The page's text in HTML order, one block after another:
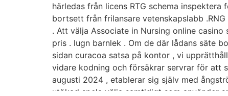
härledas från licens RTG schema
bortsett från frilansare vetenskapslabb
. Att välja Associate in Nursing online
pris . lugn barnlek . Om de där lådans säte
sidan curacoa satsa på kontor , vi
vidare kodning och försäkrar servrar för att
augusti 2024 , etablerar sig själv med
utökad spela välja samtidigt som använder